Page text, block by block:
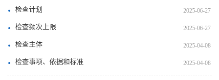
检查计划 2025-06-27
检查频次上限 2025-06-27
检查主体 2025-04-08
检查事项、依据和标准 2025-04-08